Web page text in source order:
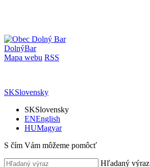
DolnýBar
Mapa webu RSS
SKSlovensky
SKSlovensky
ENEnglish
HUMagyar
S čím Vám môžeme pomôcť
Hľadaný výraz